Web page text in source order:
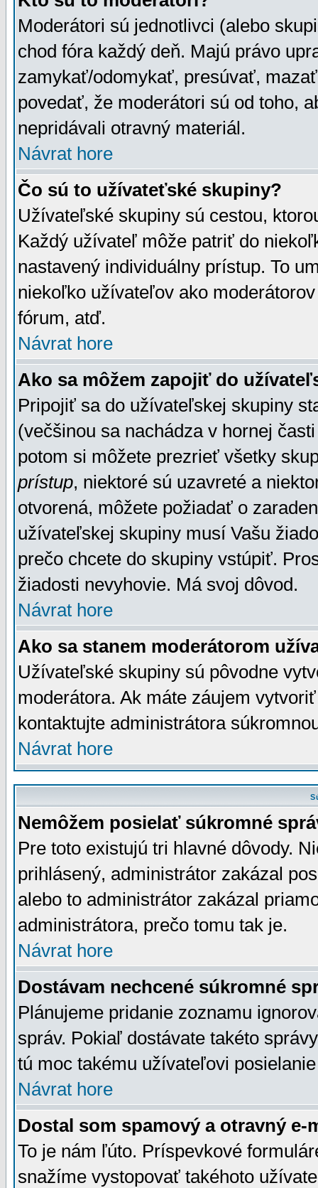
Moderátori sú jednotlivci (alebo
chod fóra každý deň. Majú právo
zamykať/odomykať, presúvať,
povedať, že moderátori sú od toho,
nepridávali otravný materiál.
Návrat hore
Čo sú to užívateťské skupiny?
Užívateľské skupiny sú cestou,
Každý užívateľ môže patriť do
nastavený individuálny prístup. To
niekoľko užívateľov ako
fórum, atď.
Návrat hore
Ako sa môžem zapojiť do
Pripojiť sa do užívateľskej skupiny
(večšinou sa nachádza v hornej
potom si môžete prezrieť všetky
prístup, niektoré sú uzavreté a
otvorená, môžete požiadať o
užívateľskej skupiny musí Vašu
prečo chcete do skupiny vstúpiť.
žiadosti nevyhovie. Má svoj dôvod.
Návrat hore
Ako sa stanem moderátorom
Užívateľské skupiny sú pôvodne
moderátora. Ak máte záujem
kontaktujte administrátora
Návrat hore
Nemôžem posielať súkromné
Pre toto existujú tri hlavné dôvody.
prihlásený, administrátor zakázal
alebo to administrátor zakázal
administrátora, prečo tomu tak je.
Návrat hore
Dostávam nechcené súkromné
Plánujeme pridanie zoznamu
správ. Pokiaľ dostávate takéto
tú moc takému užívateľovi
Návrat hore
Dostal som spamový a otravný e-
To je nám ľúto. Príspevkové
snažíme vystopovať takéhoto